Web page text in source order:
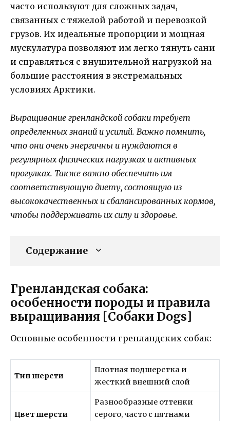
часто используют для сложных задач,
связанных с тяжелой работой и перевозкой
грузов. Их идеальные пропорции и мощная
мускулатура позволяют им легко тянуть сани
и справляться с внушительной нагрузкой на
большие расстояния в экстремальных
условиях Арктики.
Выращивание гренландской собаки требует
определенных знаний и усилий. Важно помнить,
что они очень энергичны и нуждаются в
регулярных физических нагрузках и активных
прогулках. Также важно обеспечить им
соответствующую диету, состоящую из
высококачественных и сбалансированных кормов,
чтобы поддерживать их силу и здоровье.
Содержание
Гренландская собака:
особенности породы и правила
выращивания [Собаки Dogs]
Основные особенности гренландских собак:
Тип шерсти
Плотная подшерстка и
жесткий внешний слой
Цвет шерсти
Разнообразные оттенки
серого, часто с пятнами